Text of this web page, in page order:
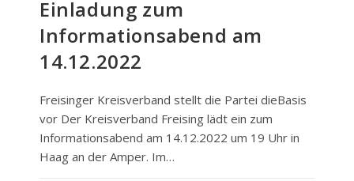
Einladung zum
Informationsabend am
14.12.2022
Freisinger Kreisverband stellt die Partei dieBasis
vor Der Kreisverband Freising lädt ein zum
Informationsabend am 14.12.2022 um 19 Uhr in
Haag an der Amper. Im…